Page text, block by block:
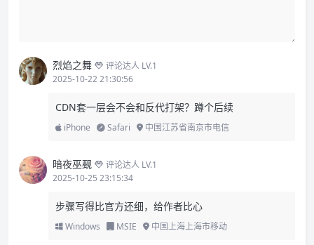
烈焰之舞
评论达人 LV.1
2025-10-22 21:30:56
CDN套一层会不会和反代打架？蹲个后续
iPhone Safari 中国江苏省南京市电信
暗夜巫觋
评论达人 LV.1
2025-10-25 23:15:34
步骤写得比官方还细，给作者比心
Windows MSIE 中国上海上海市移动